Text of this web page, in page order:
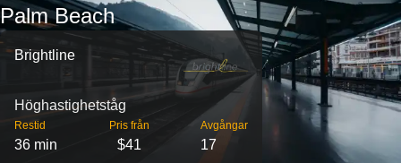
Palm Beach
Brightline
Höghastighetståg
Restid
36 min
Pris från
$41
Avgångar
17